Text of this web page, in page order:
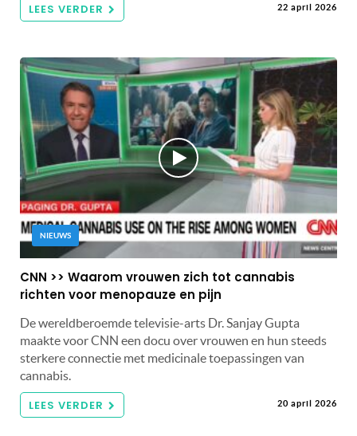
LEES VERDER 22 april 2026
NIEUWS
CNN >> Waarom vrouwen zich tot cannabis
richten voor menopauze en pijn
De wereldberoemde televisie-arts Dr. Sanjay Gupta
maakte voor CNN een docu over vrouwen en hun steeds
sterkere connectie met medicinale toepassingen van
cannabis.
LEES VERDER 20 april 2026